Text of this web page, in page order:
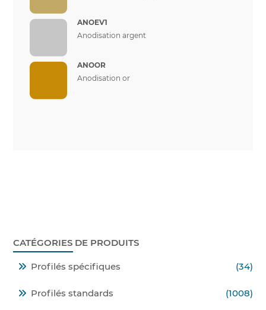
ANOEV1
Anodisation argent
ANOOR
Anodisation or
CATÉGORIES DE PRODUITS
Profilés spécifiques (34)
Profilés standards (1008)